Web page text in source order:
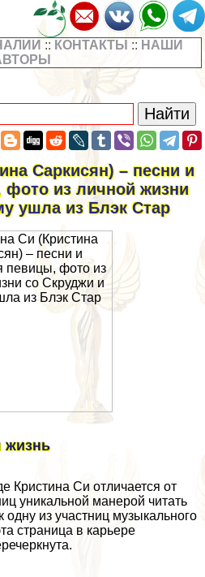
:: КОНТАКТЫ :: НАШИ
Саркисян) – песни и
из личной жизни
ушла из Блэк Стар
жизнь
Кристина Си отличается от
уникальной манерой читать
одну из участниц музыкального
страница в карьере